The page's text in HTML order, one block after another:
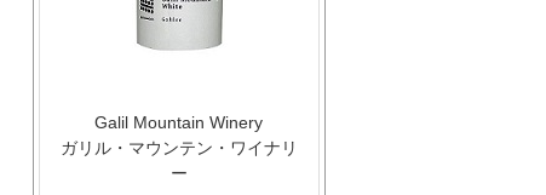
Galil Mountain Winery
ガリル・マウンテン・ワイナリ
ー